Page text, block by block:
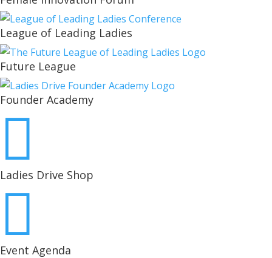
League of Leading Ladies
Future League
Founder Academy

Ladies Drive Shop

Event Agenda